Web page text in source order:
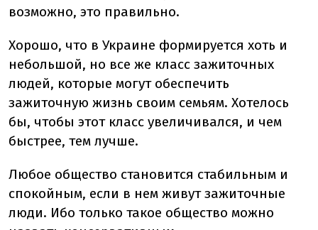
возможно, это правильно.
Хорошо, что в Украине формируется хоть и
небольшой, но все же класс зажиточных
людей, которые могут обеспечить
зажиточную жизнь своим семьям. Хотелось
бы, чтобы этот класс увеличивался, и чем
быстрее, тем лучше.
Любое общество становится стабильным и
спокойным, если в нем живут зажиточные
люди. Ибо только такое общество можно